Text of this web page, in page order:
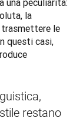
una peculiarità:
la
le
questi casi,
restano